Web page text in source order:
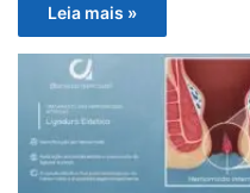
Leia mais »